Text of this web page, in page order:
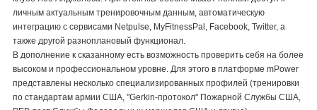
личным актуальным тренировочным данным, автоматическую
интеграцию с сервисами Netpulse, MyFitnessPal, Facebook, Twitter, а
также другой разноплановый функционал.
В дополнение к сказанному есть возможность проверить себя на более
высоком и профессиональном уровне. Для этого в платформе mPower
представлены несколько специализированных профилей (тренировки
по стандартам армии США, "Gerkin-протокол" Пожарной Службы США,